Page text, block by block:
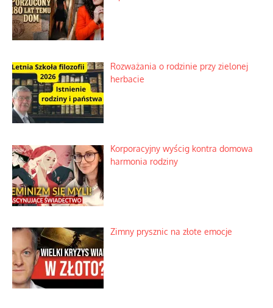
Rozważania o rodzinie przy zielonej
herbacie
Korporacyjny wyścig kontra domowa
harmonia rodziny
Zimny prysznic na złote emocje